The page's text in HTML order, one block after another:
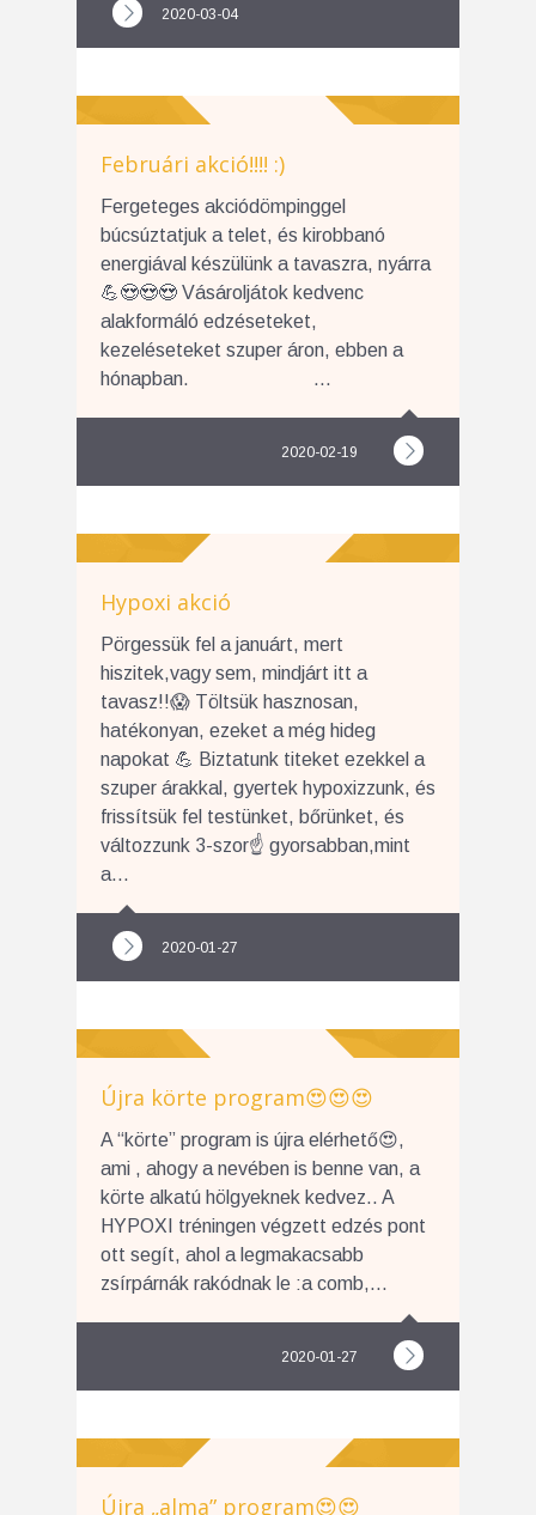
2020-03-04
Februári akció!!!! :)
Fergeteges akciódömpinggel
búcsúztatjuk a telet, és kirobbanó
energiával készülünk a tavaszra, nyárra
💪😍😍😍 Vásároljátok kedvenc
alakformáló edzéseteket,
kezeléseteket szuper áron, ebben a
hónapban. ...
2020-02-19
Hypoxi akció
Pörgessük fel a januárt, mert
hiszitek,vagy sem, mindjárt itt a
tavasz!!😱 Töltsük hasznosan,
hatékonyan, ezeket a még hideg
napokat 💪 Biztatunk titeket ezekkel a
szuper árakkal, gyertek hypoxizzunk, és
frissítsük fel testünket, bőrünket, és
változzunk 3-szor☝️ gyorsabban,mint
a...
2020-01-27
Újra körte program😍😍😍
A “körte” program is újra elérhető😍,
ami , ahogy a nevében is benne van, a
körte alkatú hölgyeknek kedvez.. A
HYPOXI tréningen végzett edzés pont
ott segít, ahol a legmakacsabb
zsírpárnák rakódnak le :a comb,...
2020-01-27
Újra „alma” program😍😍